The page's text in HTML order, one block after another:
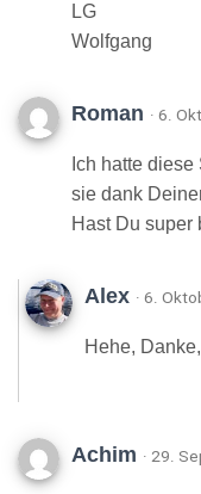
LG
Wolfgang
Roman · 6.
Ich hatte
sie dank
Hast Du super
Alex · 6.
Hehe,
Achim · 29.